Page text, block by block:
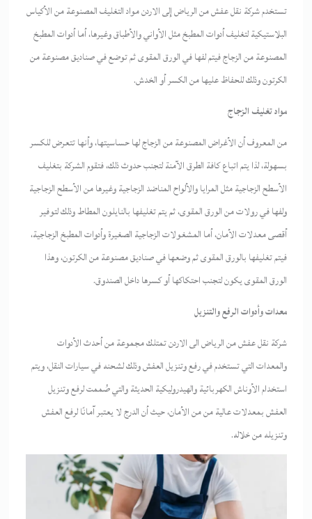
تستخدم شركة نقل عفش من الرياض إلى الاردن مواد التغليف المصنوعة من الأكياس
البلاستيكية لتغليف أدوات المطبخ مثل الأواني والأطباق وغيرها، أما أدوات المطبخ
المصنوعة من الزجاج فيتم لفها في الورق المقوى ثم توضع في صناديق مصنوعة من
الكرتون وذلك للحفاظ عليها من الكسر أو الخدش.
مواد تغليف الزجاج
من المعروف أن الأغراض المصنوعة من الزجاج لها حساسيتها، وأنها تتعرض للكسر
بسهولة، لذا يتم اتباع كافة الطرق الآمنة لتجنب حدوث ذلك، فتقوم الشركة بتغليف
الأسطح الزجاجية مثل المرايا والألواح المناضد الزجاجية وغيرها من الأسطح الزجاجية
ولفها في رولات من الورق المقوى، ثم يتم تغليفها بالنايلون المطاط وذلك لتوفير
أقصى معدلات الأمان، أما المشغولات الزجاجية الصغيرة وأدوات المطبخ الزجاجية،
فيتم تغليفها بالورق المقوى ثم وضعها في صناديق مصنوعة من الكرتون، وهذا
الورق المقوى يكون لتجنب احتكاكها أو كسرها داخل الصندوق.
معدات وأدوات الرفع والتنزيل
شركة نقل عفش من الرياض الى الاردن تمتلك مجموعة من أحدث الأدوات
والمعدات التي تستخدم في رفع وتنزيل العفش وذلك لشحنه في سيارات النقل، ويتم
استخدام الأوناش الكهربائية والهيدروليكية الحديثة والتي صُممت لرفع وتنزيل
العفش بمعدلات عالية من من الأمان، حيث أن الدرج لا يعتبر آمانًا لرفع العفش
وتنزيله من خلاله.